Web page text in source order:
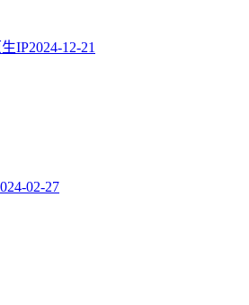
IP2024-12-21
02-27